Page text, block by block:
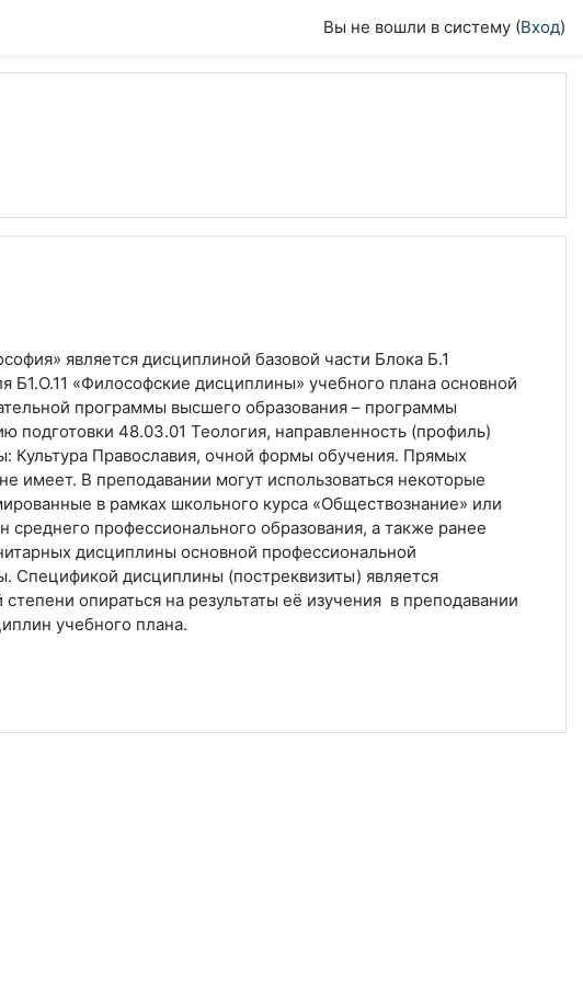
Вы не вошли в систему (Вход)
является дисциплиной базовой части Блока Б.1
Б1.О.11 «Философские дисциплины» учебного плана основной
программы высшего образования – программы
подготовки 48.03.01 Теология, направленность (профиль)
Культура Православия, очной формы обучения. Прямых
имеет. В преподавании могут использоваться некоторые
в рамках школьного курса «Обществознание» или
среднего профессионального образования, а также ранее
дисциплины основной профессиональной
Спецификой дисциплины (постреквизиты) является
опираться на результаты её изучения в преподавании
учебного плана.